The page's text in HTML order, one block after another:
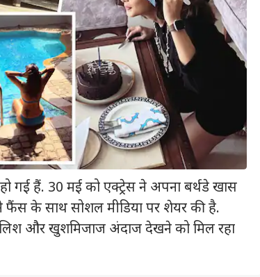
गई हैं. 30 मई को एक्ट्रेस ने अपना बर्थडे खास
के साथ सोशल मीडिया पर शेयर की है.
और खुशमिजाज अंदाज देखने को मिल रहा